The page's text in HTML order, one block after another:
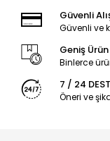
Güvenli
Güvenli ve
Geniş
Binlerce
7 / 24
Öneri ve